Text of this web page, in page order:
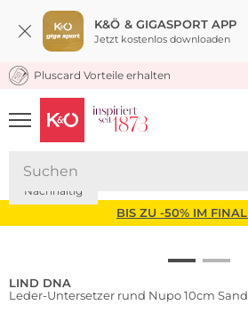
K&Ö & GIGASPORT APP
Jetzt kostenlos downloaden
KOSTENLOSER VERSAND* &
Pluscard Vorteile erhalten
UNSERE APP
CLICK &
BIS ZU -50% IM
Nachhaltig
LIND DNA
Leder-Untersetzer rund Nupo 10cm Sand